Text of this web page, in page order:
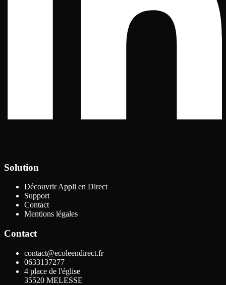
Solution
Découvrir Appli en Direct
Support
Contact
Mentions légales
Contact
contact@ecoleendirect.fr
0633137277
4 place de l'église
35520 MELESSE